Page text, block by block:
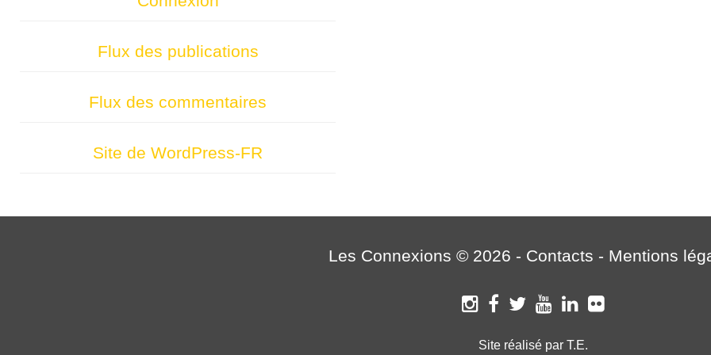
Flux des publications
Flux des commentaires
Site de WordPress-FR
Les Connexions © 2026 - Contacts - Mentions
Site réalisé par T.E.